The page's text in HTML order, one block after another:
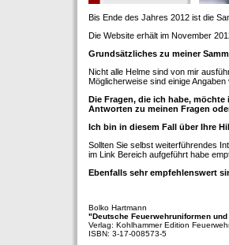
Bis Ende des Jahres 2012 ist die
Die Website erhält im November
Grundsätzliches zu meiner
Nicht alle Helme sind von mir
Möglicherweise sind einige
Die Fragen, die ich habe,
Antworten zu meinen Fragen
Ich bin in diesem Fall über Ihre
Sollten Sie selbst weiterführendes
im Link Bereich aufgeführt habe
Ebenfalls sehr empfehlenswert
Bolko Hartmann
"Deutsche Feuerwehruniformen
Verlag: Kohlhammer Edition
ISBN: 3-17-008573-5